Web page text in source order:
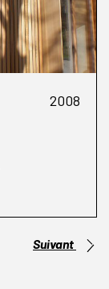
2008
Suivant